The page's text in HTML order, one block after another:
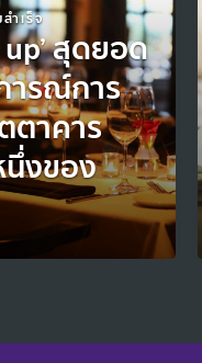
ำเร็จ
สุดยอด
ารณ์การ
ตาคาร
งของ